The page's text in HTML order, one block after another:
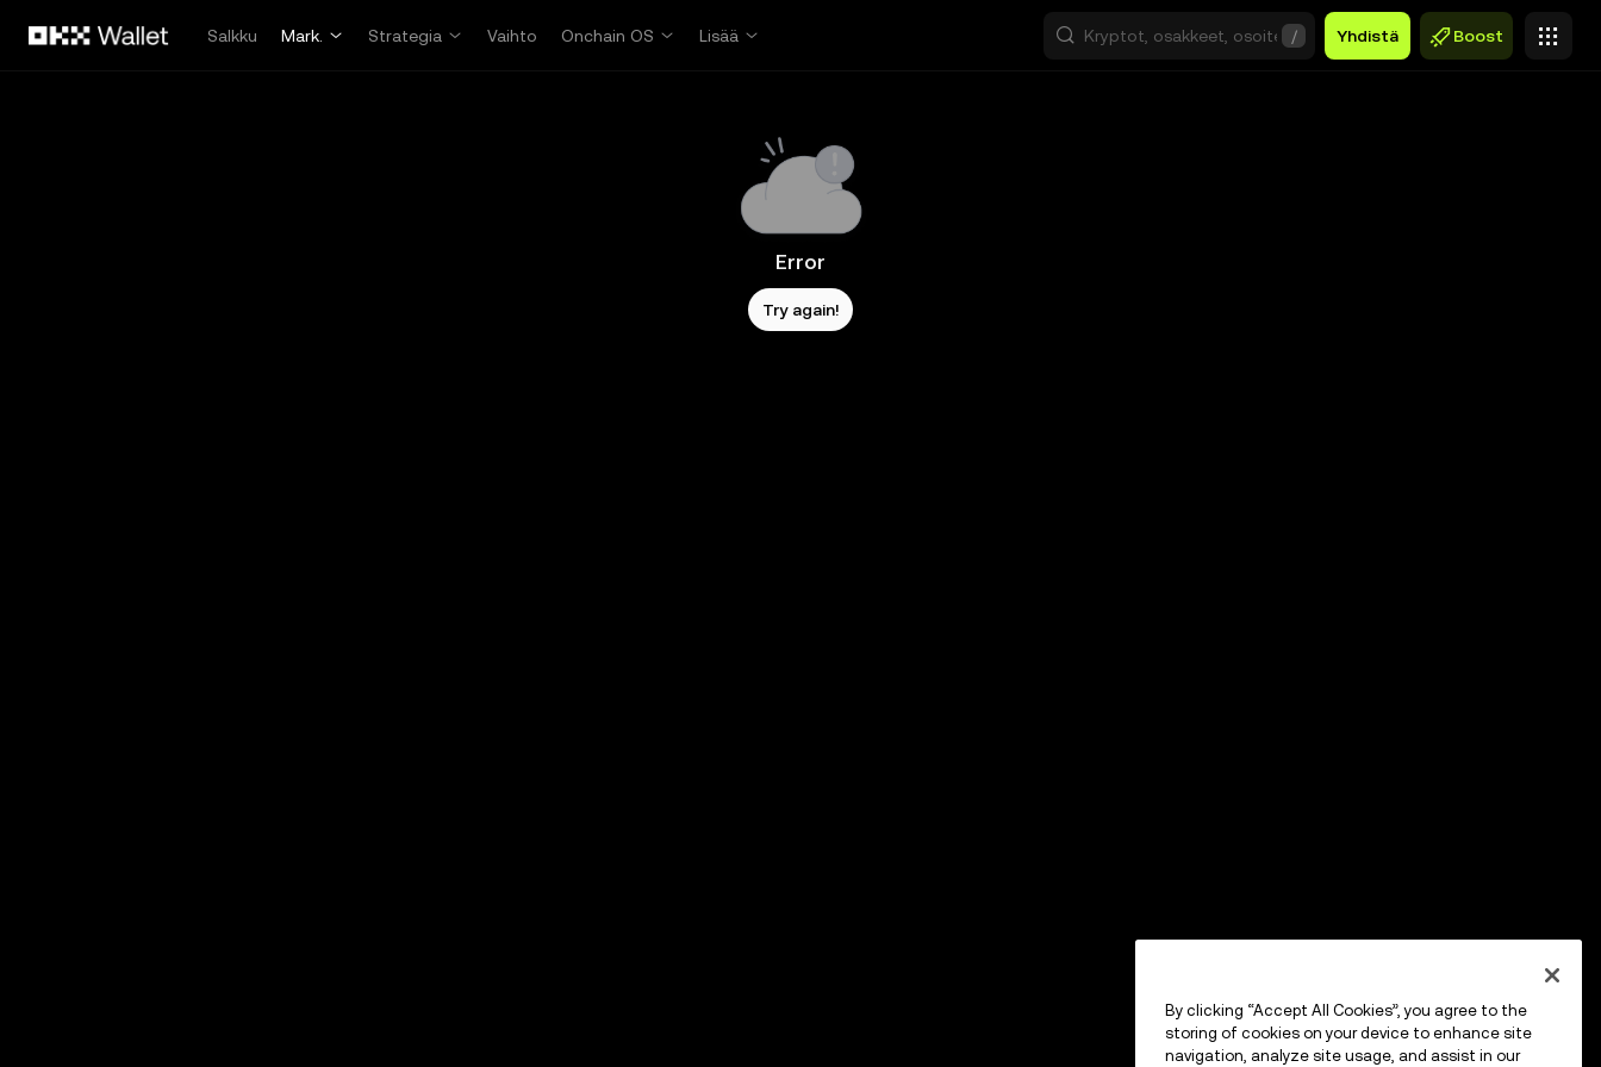
Salkku
Mark. Strategia Vaihto Onchain OS Lisää / Yhdistä Boost
Error
Try again!
By clicking “Accept All Cookies”, you agree to the
storing of cookies on your device to enhance site
navigation, analyze site usage, and assist in our